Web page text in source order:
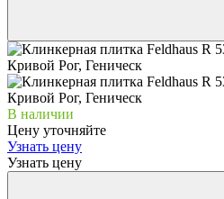
В наличии
Цену уточняйте
Узнать цену
Узнать цену